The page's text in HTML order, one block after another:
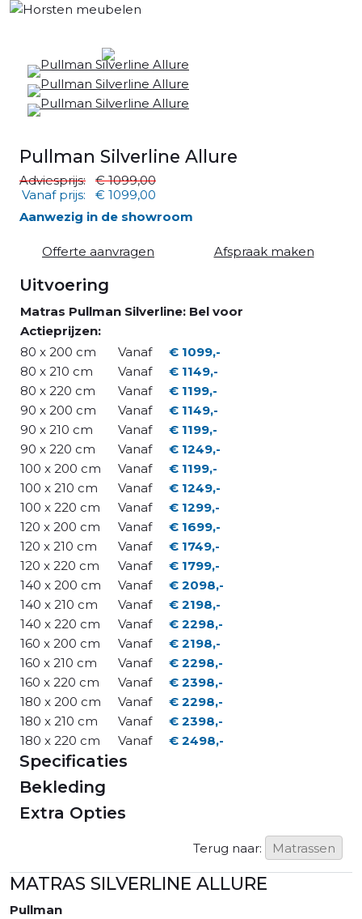
Pullman Silverline Allure
Adviesprijs:
€ 1099,00
Vanaf prijs:
€ 1099,00
Aanwezig in de showroom
Offerte aanvragen Afspraak maken
Uitvoering
Matras Pullman Silverline: Bel voor
Actieprijzen:
80 x 200 cm
80 x 210 cm
80 x 220 cm
90 x 200 cm
90 x 210 cm
90 x 220 cm
100 x 200 cm
100 x 210 cm
100 x 220 cm
120 x 200 cm
120 x 210 cm
120 x 220 cm
140 x 200 cm
140 x 210 cm
140 x 220 cm
160 x 200 cm
160 x 210 cm
160 x 220 cm
180 x 200 cm
180 x 210 cm
180 x 220 cm
Vanaf
Vanaf
Vanaf
Vanaf
Vanaf
Vanaf
Vanaf
Vanaf
Vanaf
Vanaf
Vanaf
Vanaf
Vanaf
Vanaf
Vanaf
Vanaf
Vanaf
Vanaf
Vanaf
Vanaf
Vanaf
€ 1099,-
€ 1149,-
€ 1199,-
€ 1149,-
€ 1199,-
€ 1249,-
€ 1199,-
€ 1249,-
€ 1299,-
€ 1699,-
€ 1749,-
€ 1799,-
€ 2098,-
€ 2198,-
€ 2298,-
€ 2198,-
€ 2298,-
€ 2398,-
€ 2298,-
€ 2398,-
€ 2498,-
Specificaties
Bekleding
Extra Opties
Terug naar: Matrassen
MATRAS SILVERLINE ALLURE
Pullman